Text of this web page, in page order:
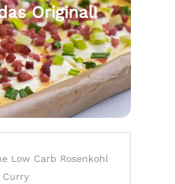
Original!
Low Carb Rosenkohl
Curry